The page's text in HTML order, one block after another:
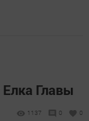
Главы
1137 0 0